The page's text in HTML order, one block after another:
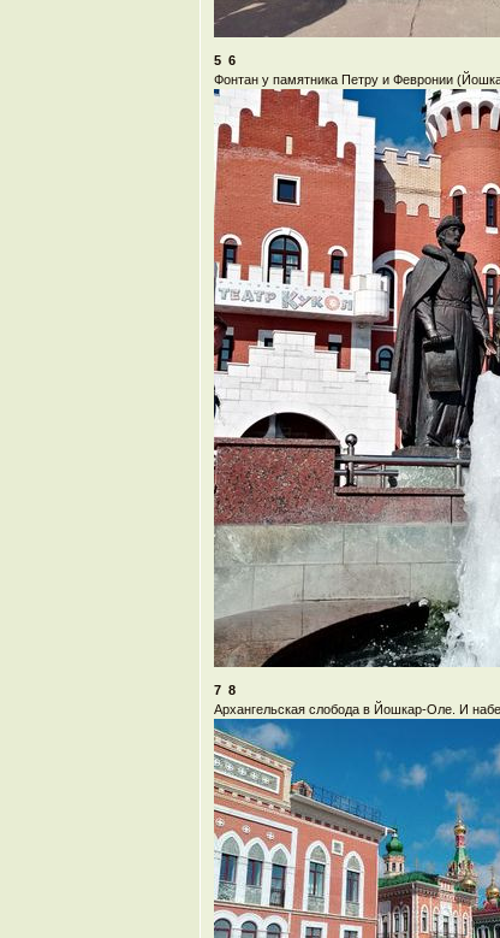
5 6
Фонтан у памятника Петру и Февронии
7 8
Архангельская слобода в Йошкар-Оле. И